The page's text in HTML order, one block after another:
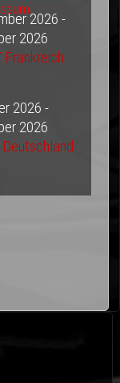
2026 -
2026
Frankreich
2026 -
2026